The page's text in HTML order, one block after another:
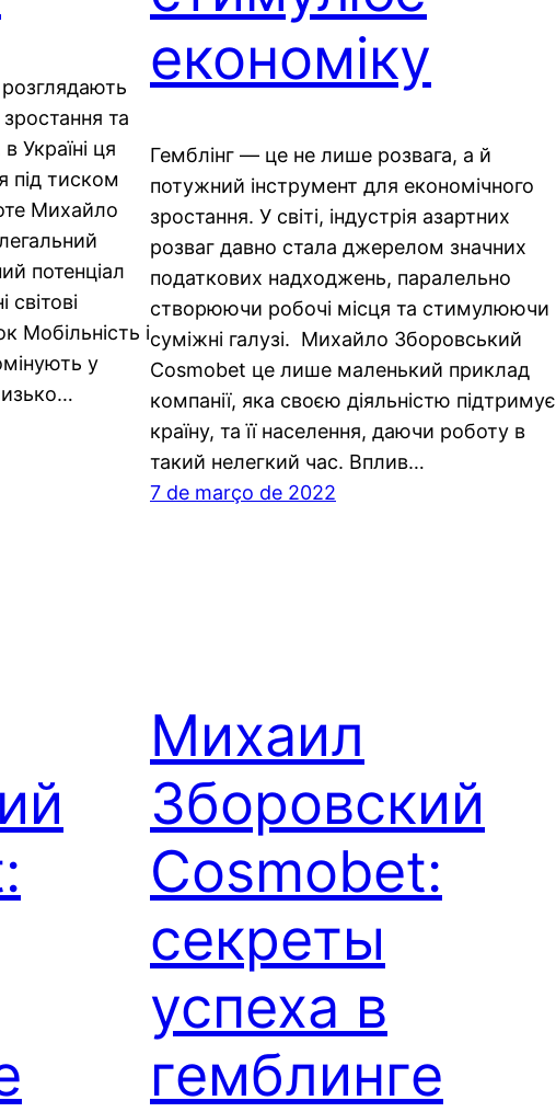
розглядають
та
Україні ця
під тиском
Михайло
потенціал
Мобільність і
у
економіку
Гемблінг — це не лише розвага, а й
потужний інструмент для економічного
зростання. У світі, індустрія азартних
розваг давно стала джерелом значних
податкових надходжень, паралельно
створюючи робочі місця та стимулюючи
суміжні галузі. Михайло Зборовський
Cosmobet це лише маленький приклад
компанії, яка своєю діяльністю підтримує
країну, та її населення, даючи роботу в
такий нелегкий час. Вплив…
7 de março de 2022
Михаил
Зборовский
Cosmobet:
секреты
успеха в
гемблинге